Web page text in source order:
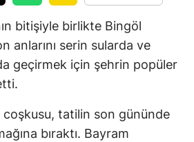
bitişiyle birlikte Bingöl
anlarını serin sularda ve
geçirmek için şehrin popüler
tatilin son gününde
bıraktı. Bayram